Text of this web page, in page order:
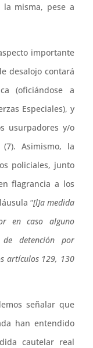
misma, pese a
importante
desalojo contará
(oficiándose a
Especiales), y
usurpadores y/o
Asimismo, la
policiales, junto
flagrancia a los
“[l]a medida
en caso alguno
detención por
artículos 129, 130
señalar que
han entendido
cautelar real